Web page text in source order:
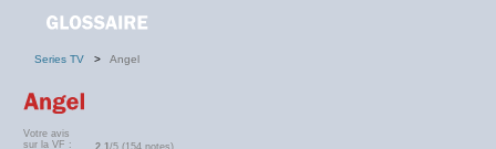
Series TV > Angel
Votre avis
sur la VF :
2.1/5 (154 notes)